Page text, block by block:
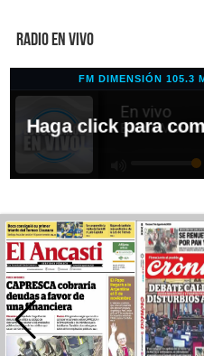
RADIO EN VIVO